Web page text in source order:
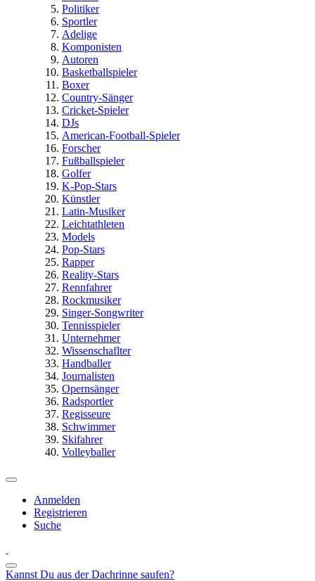
Politiker
Sportler
Adelige
Komponisten
Autoren
Basketballspieler
Boxer
Country-Sänger
Cricket-Spieler
DJs
American-Football-Spieler
Forscher
Fußballspieler
Golfer
K-Pop-Stars
Künstler
Latin-Musiker
Leichtathleten
Models
Pop-Stars
Rapper
Reality-Stars
Rennfahrer
Rockmusiker
Singer-Songwriter
Tennisspieler
Unternehmer
Wissenschaflter
Handballer
Journalisten
Opernsänger
Radsportler
Regisseure
Schwimmer
Skifahrer
Volleyballer
Anmelden
Registrieren
Suche
Kannst Du aus der Dachrinne saufen?